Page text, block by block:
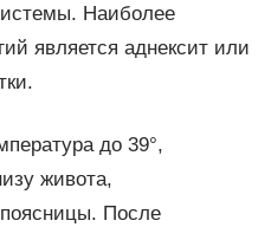
Наиболее
является аднексит или
до 39°,
живота,
После